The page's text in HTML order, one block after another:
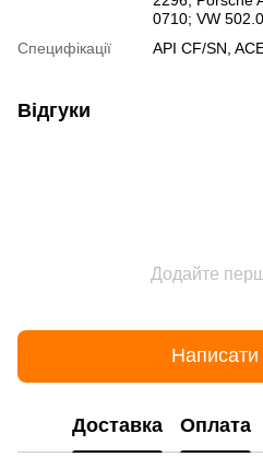
0710; VW
Специфікації
API CF/SN,
Відгуки
Додайте
Написати
Доставка Оплата